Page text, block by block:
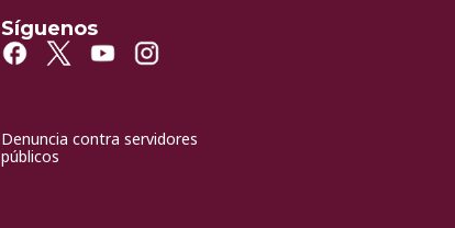
Síguenos
Denuncia contra servidores
públicos